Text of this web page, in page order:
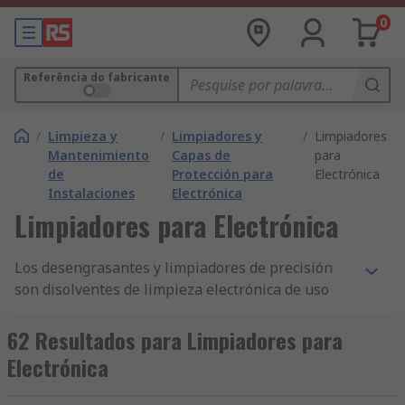
0
Referência do fabricante
/ Limpieza y
Mantenimiento
de
Instalaciones
/ Limpiadores y
Capas de
Protección para
Electrónica
/ Limpiadores
para
Electrónica
Limpiadores para Electrónica
Los desengrasantes y limpiadores de precisión
son disolventes de limpieza electrónica de uso
grasa, el aceite, el polvo o el flujo de circuitos
electrónicos. Lo hacen limpiando las PCB (placas
de circuito impreso) y los equipos electrónicos,
62 Resultados para Limpiadores para
Electrónica